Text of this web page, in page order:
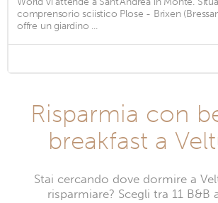
comprensorio sciistico Plose - Brixen
offre un giardino ...
Risparmia con
breakfast a
Stai cercando dove dormire a
risparmiare? Scegli tra 11 B&B